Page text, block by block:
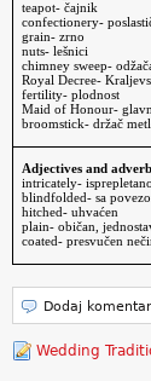
teapot- čajnik
confectionery-
grain- zrno
nuts- lešnici
chimney sweep-
Royal Decree-
fertility- plodnost
Maid of Honour-
broomstick- držač
Adjectives and
intricately- isprepletano
blindfolded- sa
hitched- uhvaćen
plain- običan,
coated- presvučen
Dodaj komentar
Wedding